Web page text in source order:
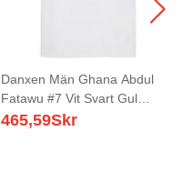
Danxen Män Ghana Abdul
Fatawu #7 Vit Svart Gul
Hemmatröja Matchtröjor 26-
465,59Skr